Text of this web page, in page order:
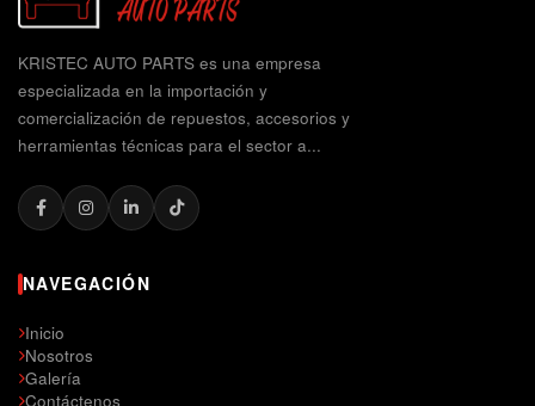
KRISTEC AUTO PARTS es una empresa
especializada en la importación y
comercialización de repuestos, accesorios y
herramientas técnicas para el sector a...
NAVEGACIÓN
Inicio
Nosotros
Galería
Contáctenos